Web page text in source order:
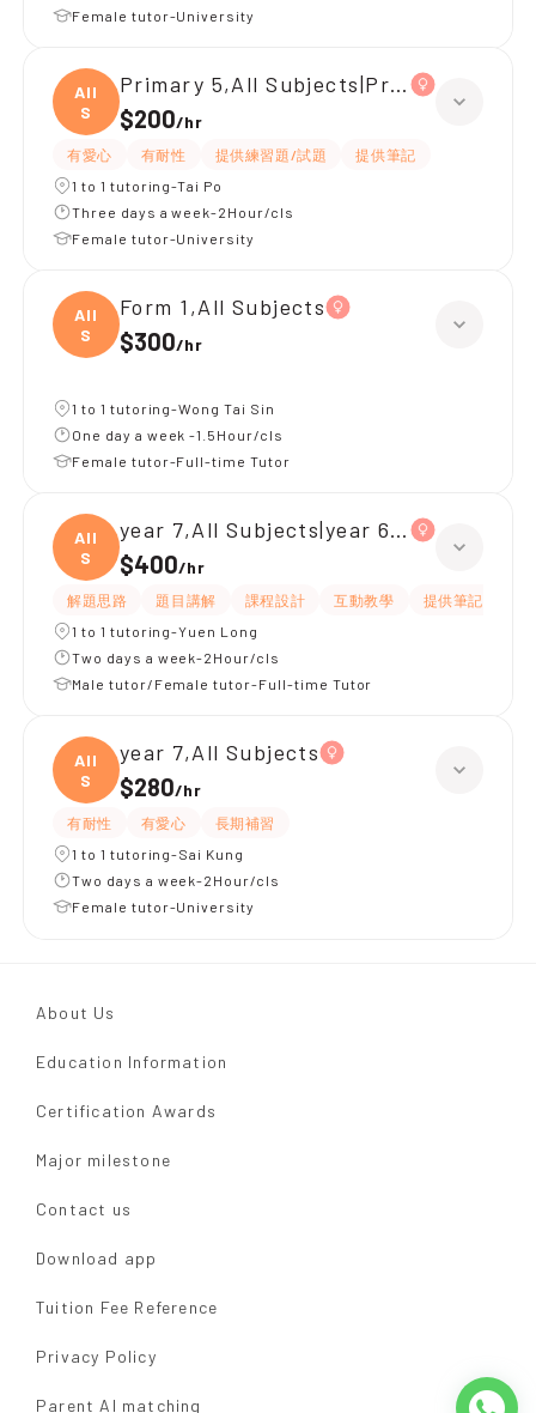
Female tutor-University
All
S
Primary 5,All Subjects|Primary 4,All
$200/hr
有愛心 有耐性 提供練習題/試題
提供筆記
1 to 1 tutoring-Tai Po
Three days a week-2Hour/cls
Female tutor-University
All
S
Form 1,All Subjects
$300/hr
1 to 1 tutoring-Wong Tai Sin
One day a week -1.5Hour/cls
Female tutor-Full-time Tutor
All
S
year 7,All Subjects|year 6,All Subjects
$400/hr
解題思路 題目講解 課程設計 互動教學 提供筆記
1 to 1 tutoring-Yuen Long
Two days a week-2Hour/cls
Male tutor/Female tutor-Full-time Tutor
All
S
year 7,All Subjects
$280/hr
有耐性 有愛心
長期補習
1 to 1 tutoring-Sai Kung
Two days a week-2Hour/cls
Female tutor-University
About Us
Education Information
Certification Awards
Major milestone
Contact us
Download app
Tuition Fee Reference
Privacy Policy
Parent AI matching